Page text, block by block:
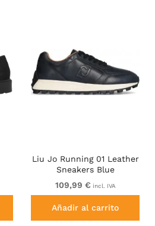
Liu Jo Running 01 Leather
Sneakers Blue
109,99 € incl. IVA
Añadir al carrito